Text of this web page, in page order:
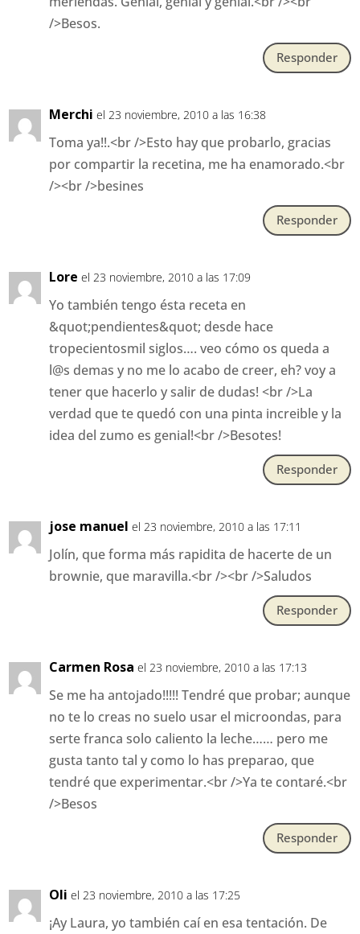
/>Besos.
Responder
Merchi el 23 noviembre, 2010 a las 16:38
Toma ya!!.<br />Esto hay que probarlo, gracias
por compartir la recetina, me ha enamorado.<br
/><br />besines
Responder
Lore el 23 noviembre, 2010 a las 17:09
Yo también tengo ésta receta en
&quot;pendientes&quot; desde hace
tropecientosmil siglos…. veo cómo os queda a
l@s demas y no me lo acabo de creer, eh? voy a
tener que hacerlo y salir de dudas! <br />La
verdad que te quedó con una pinta increible y la
idea del zumo es genial!<br />Besotes!
Responder
jose manuel el 23 noviembre, 2010 a las 17:11
Jolín, que forma más rapidita de hacerte de un
brownie, que maravilla.<br /><br />Saludos
Responder
Carmen Rosa el 23 noviembre, 2010 a las 17:13
Se me ha antojado!!!!! Tendré que probar; aunque
no te lo creas no suelo usar el microondas, para
serte franca solo caliento la leche…… pero me
gusta tanto tal y como lo has preparao, que
tendré que experimentar.<br />Ya te contaré.<br
/>Besos
Responder
Oli el 23 noviembre, 2010 a las 17:25
¡Ay Laura, yo también caí en esa tentación. De